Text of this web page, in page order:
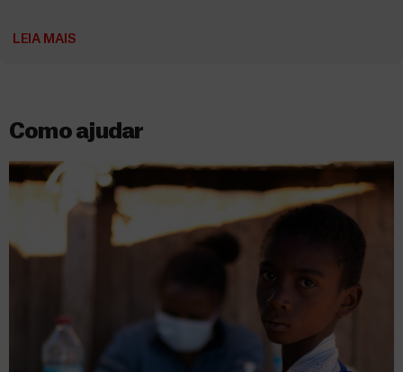
LEIA MAIS
Como ajudar